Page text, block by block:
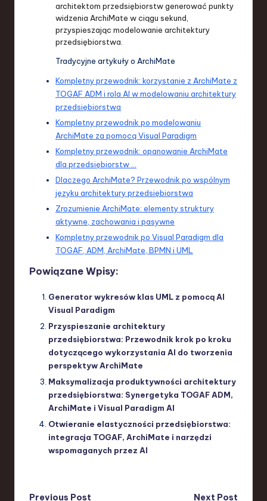
architektom przedsiębiorstw generować punkty
widzenia ArchiMate w ciągu sekund,
przyspieszając modelowanie architektury
przedsiębiorstwa.
Tradycyjne artykuły o ArchiMate
Kompletny przewodnik: korzystanie z ArchiMate z
TOGAF ADM i rola AI w modelowaniu architektury
przedsiębiorstwa
Kompletny przewodnik po modelowaniu
ArchiMate za pomocą Visual Paradigm
Kompletny przewodnik: opanowanie ArchiMate
dla przedsiębiorstw …
Dlaczego ArchiMate? Przewodnik po wspólnym
języku architektury przedsiębiorstwa
Zrozumienie ArchiMate: elementy struktury
aktywne, zachowania i pasywne
Kompletny przewodnik po Visual Paradigm dla
TOGAF, ADM, ArchiMate, BPMN i UML
Powiązane Wpisy:
Generator wykresów klas UML z pomocą AI
Visual Paradigm
Przyspieszanie architektury
przedsiębiorstwa: Przewodnik krok po kroku
dotyczącego wykorzystania AI do tworzenia
perspektyw ArchiMate
Maksymalizacja produktywności architektury
przedsiębiorstwa: Synergetyka TOGAF ADM,
ArchiMate i Visual Paradigm AI
Otwieranie elastyczności przedsiębiorstwa:
integracja TOGAF, ArchiMate i narzędzi
wspomaganych przez AI
Previous Post
Next Post